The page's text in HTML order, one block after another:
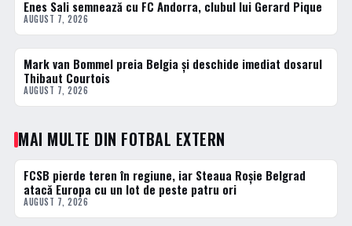
2 · TOP
Enes Sali semnează cu FC Andorra, clubul lui Gerard Pique
AUGUST 7, 2026
3 · TOP
Mark van Bommel preia Belgia și deschide imediat dosarul
Thibaut Courtois
AUGUST 7, 2026
MAI MULTE DIN FOTBAL EXTERN
FOTBAL EXTERN
FCSB pierde teren în regiune, iar Steaua Roșie Belgrad
atacă Europa cu un lot de peste patru ori
AUGUST 7, 2026